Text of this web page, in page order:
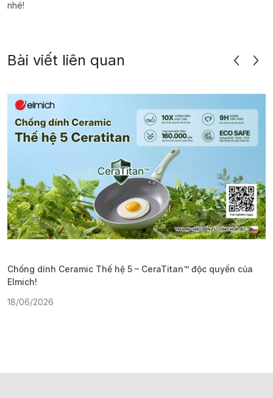
nhé!
Bài viết liên quan
Chống dính Ceramic Thế hệ 5 – CeraTitan™ độc quyền của
Elmich!
18/06/2026